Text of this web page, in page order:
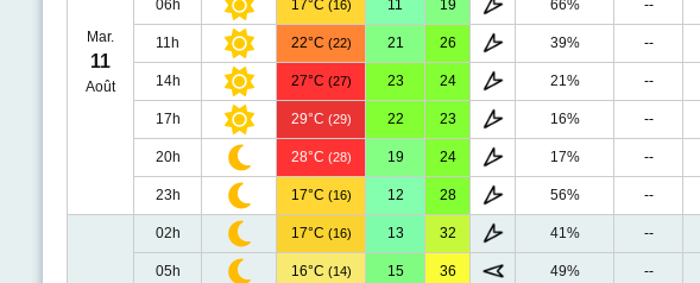
Mar.
11
Août
06h 17°C (16) 11 19 66% --
11h 22°C (22) 21 26 39% --
14h 27°C (27) 23 24 21% --
17h 29°C (29) 22 23 16% --
20h 28°C (28) 19 24 17% --
23h 17°C (16) 12 28 56% --
02h 17°C (16) 13 32 41% --
05h 16°C (14) 15 36 49% --